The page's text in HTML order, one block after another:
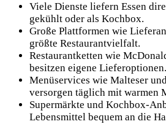
Viele Dienste liefern Essen
gekühlt oder als Kochbox.
Große Plattformen wie
größte Restaurantvielfalt.
Restaurantketten wie
besitzen eigene Lieferoptionen.
Menüservices wie Malteser
versorgen täglich mit warmen
Supermärkte und Kochbox-
Lebensmittel bequem an die